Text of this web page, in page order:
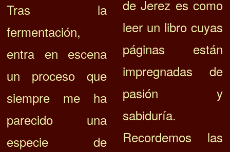
Tras la
fermentación,
entra en escena
un proceso que
siempre me ha
parecido una
especie de
de Jerez es como
leer un libro cuyas
páginas están
impregnadas de
pasión y
sabiduría.
Recordemos las